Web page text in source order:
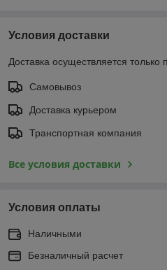
Условия доставки
Доставка осуществляется только
Самовывоз
Доставка курьером
Транспортная компания
Все условия доставки
Условия оплаты
Наличными
Безналичный расчет